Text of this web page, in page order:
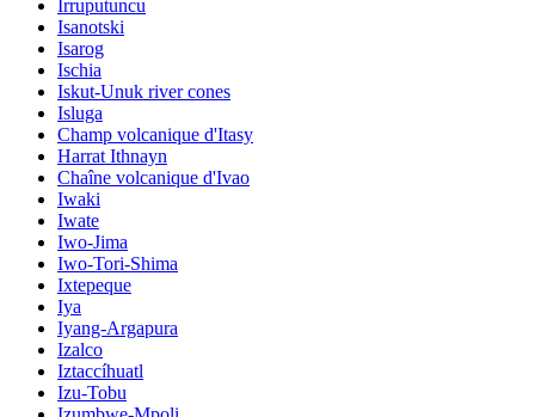
Irruputuncu
Isanotski
Isarog
Ischia
Iskut-Unuk river cones
Isluga
Champ volcanique d'Itasy
Harrat Ithnayn
Chaîne volcanique d'Ivao
Iwaki
Iwate
Iwo-Jima
Iwo-Tori-Shima
Ixtepeque
Iya
Iyang-Argapura
Izalco
Iztaccíhuatl
Izu-Tobu